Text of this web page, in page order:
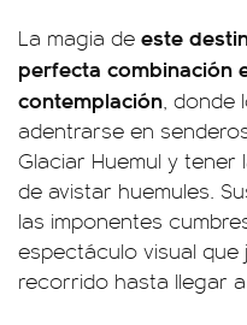
La magia de este
perfecta combinación
contemplación, donde
adentrarse en
Glaciar Huemul y
de avistar huemules.
las imponentes
espectáculo visual que
recorrido hasta llegar